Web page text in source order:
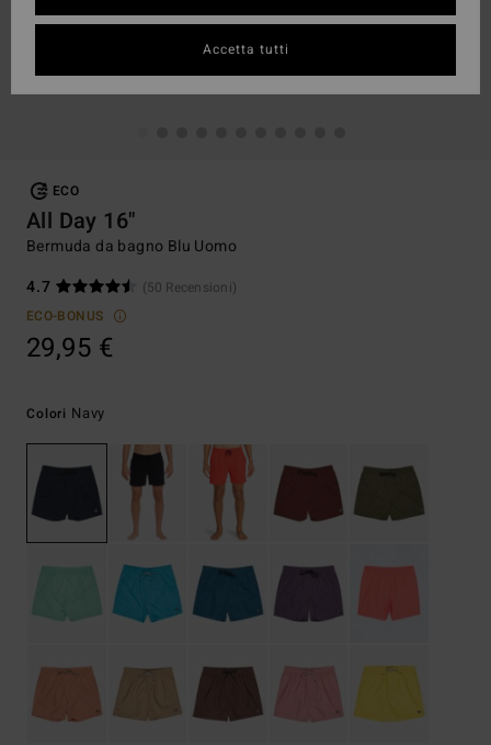
ECO
All Day 16"
Bermuda da bagno Blu Uomo
4.7
(50 Recensioni)
ECO-BONUS
29,95 €
Colori Navy
Accetta tutti